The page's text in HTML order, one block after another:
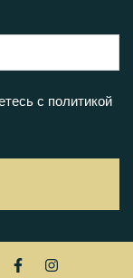
с политикой